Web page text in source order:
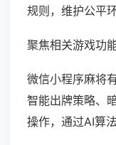
规则，维护公平环
聚焦相关游戏功
微信小程序麻将
智能出牌策略、
操作，通过AI算